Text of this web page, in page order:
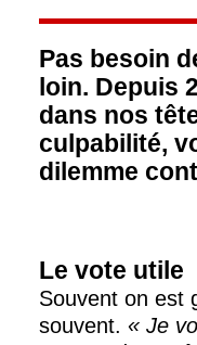
Pas besoin
loin. Depuis
dans nos
culpabilité,
dilemme
Le vote utile
Souvent on est
souvent. « Je